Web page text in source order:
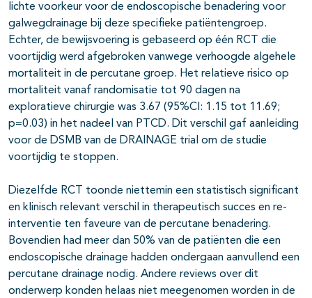
lichte voorkeur voor de endoscopische benadering voor
galwegdrainage bij deze specifieke patiëntengroep.
Echter, de bewijsvoering is gebaseerd op één RCT die
voortijdig werd afgebroken vanwege verhoogde algehele
mortaliteit in de percutane groep. Het relatieve risico op
mortaliteit vanaf randomisatie tot 90 dagen na
exploratieve chirurgie was 3.67 (95%CI: 1.15 tot 11.69;
p=0.03) in het nadeel van PTCD. Dit verschil gaf aanleiding
voor de DSMB van de DRAINAGE trial om de studie
voortijdig te stoppen.
Diezelfde RCT toonde niettemin een statistisch significant
en klinisch relevant verschil in therapeutisch succes en re-
interventie ten faveure van de percutane benadering.
Bovendien had meer dan 50% van de patiënten die een
endoscopische drainage hadden ondergaan aanvullend een
percutane drainage nodig. Andere reviews over dit
onderwerp konden helaas niet meegenomen worden in de